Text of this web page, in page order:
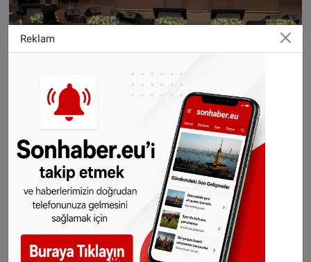
Yurt dışında yaşayan Türk vatandaşlarının
Türkiye ekonomisine sunduğu katkılara da
değinen Erdoğan, gurbetçilerin sadece turizm
gelirlerine katkısının 11 milyar doların üzerinde
olduğunu açıkladı. Erdoğan, “Diplomaside,
kültürde, ticarette, eğitimde ve bilimde
yaptıkları katkılarla gurur verici bir tablo ortaya
çıkıyor” ifadelerini kullandı.
Erdoğan ayrıca, Avrupa’dan Amerika’ya kadar
farklı ülkelerde yaşayan Türk toplumunun
Reklam